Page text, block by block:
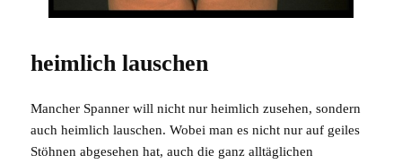
heimlich lauschen
Mancher Spanner will nicht nur heimlich zusehen, sondern
auch heimlich lauschen. Wobei man es nicht nur auf geiles
Stöhnen abgesehen hat, auch die ganz alltäglichen